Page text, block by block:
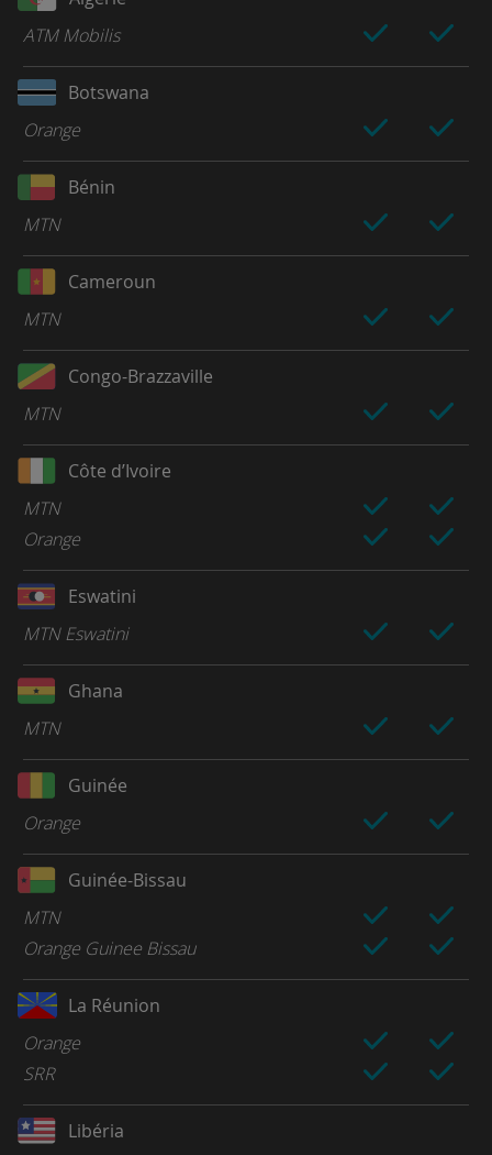
ATM Mobilis
Botswana
Orange
Bénin
MTN
Cameroun
MTN
Congo-Brazzaville
MTN
Côte d’Ivoire
MTN
Orange
Eswatini
MTN Eswatini
Ghana
MTN
Guinée
Orange
Guinée-Bissau
MTN
Orange Guinee Bissau
La Réunion
Orange
SRR
Libéria